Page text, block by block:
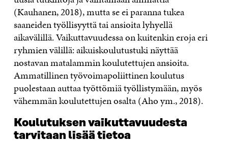
(Kauhanen, 2018), mutta se ei paranna tukea
saaneiden työllisyyttä tai ansioita lyhyellä
aikavälillä. Vaikuttavuudessa on kuitenkin eroja eri
ryhmien välillä: aikuiskoulutustuki näyttää
nostavan matalammin koulutettujen ansioita.
Ammatillinen työvoimapoliittinen koulutus
puolestaan auttaa työttömiä työllistymään, myös
vähemmän koulutettujen osalta (Aho ym., 2018).
Koulutuksen vaikuttavuudesta
tarvitaan lisää tietoa